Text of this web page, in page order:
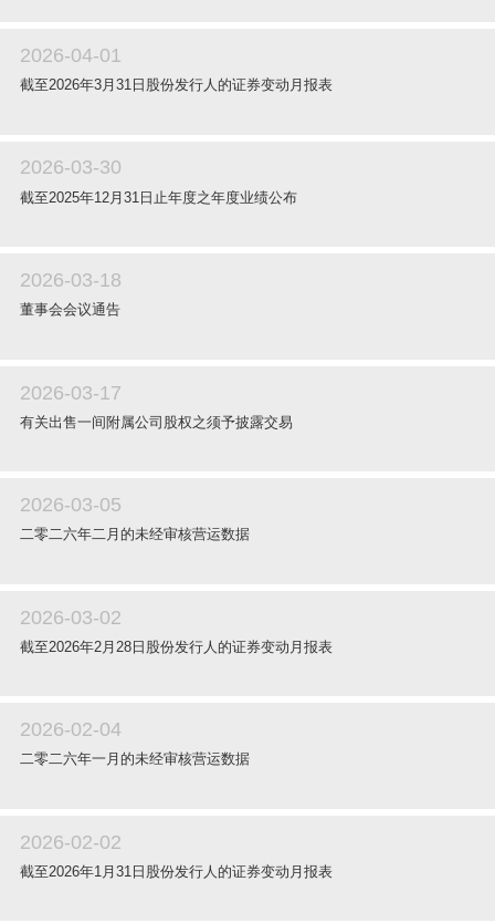
2026-04-01
截至2026年3月31日股份发行人的证券变动月报表
2026-03-30
截至2025年12月31日止年度之年度业绩公布
2026-03-18
董事会会议通告
2026-03-17
有关出售一间附属公司股权之须予披露交易
2026-03-05
二零二六年二月的未经审核营运数据
2026-03-02
截至2026年2月28日股份发行人的证券变动月报表
2026-02-04
二零二六年一月的未经审核营运数据
2026-02-02
截至2026年1月31日股份发行人的证券变动月报表